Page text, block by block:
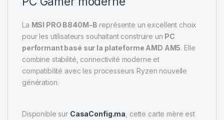
La MSI PRO B840M-B représente un excellent choix
pour les utilisateurs souhaitant construire un PC
performant basé sur la plateforme AMD AM5. Elle
combine stabilité, connectivité moderne et
compatibilité avec les processeurs Ryzen nouvelle
génération.
Disponible sur CasaConfig.ma , cette carte mère est